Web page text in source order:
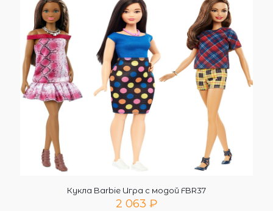
Кукла Barbie Игра с модой FBR37
2 063 ₽